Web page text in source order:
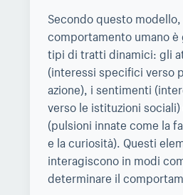
Secondo questo
comportamento umano
tipi di tratti dinamici: gli
(interessi specifici verso
azione), i sentimenti
verso le istituzioni
(pulsioni innate come la
e la curiosità). Questi
interagiscono in modi
determinare il